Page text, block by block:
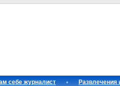
себе журналист
Развлечения